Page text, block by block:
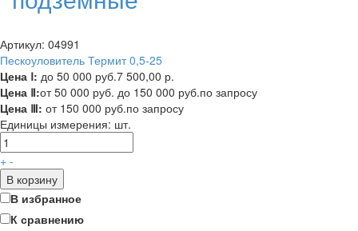
Артикул: 04991
Пескоуловитель Термит 0,5-25
Цена Ⅰ: до 50 000 руб.7 500,00 р.
Цена Ⅱ:от 50 000 руб. до 150 000 руб.по запросу
Цена Ⅲ: от 150 000 руб.по запросу
Единицы измерения: шт.
+ -
В корзину
В избранное
К сравнению